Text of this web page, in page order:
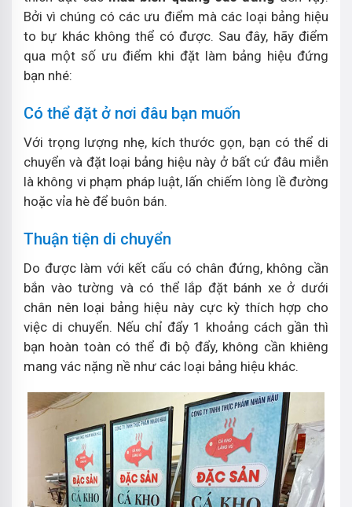
Bởi vì chúng có các ưu điểm mà các loại bảng hiệu
to bự khác không thể có được. Sau đây, hãy điểm
qua một số ưu điểm khi đặt làm bảng hiệu đứng
bạn nhé:
Có thể đặt ở nơi đâu bạn muốn
Với trọng lượng nhẹ, kích thước gọn, bạn có thể di
chuyển và đặt loại bảng hiệu này ở bất cứ đâu miễn
là không vi phạm pháp luật, lấn chiếm lòng lề đường
hoặc vỉa hè để buôn bán.
Thuận tiện di chuyển
Do được làm với kết cấu có chân đứng, không cần
bắn vào tường và có thể lắp đặt bánh xe ở dưới
chân nên loại bảng hiệu này cực kỳ thích hợp cho
việc di chuyển. Nếu chỉ đẩy 1 khoảng cách gần thì
bạn hoàn toàn có thể đi bộ đẩy, không cần khiêng
mang vác nặng nề như các loại bảng hiệu khác.